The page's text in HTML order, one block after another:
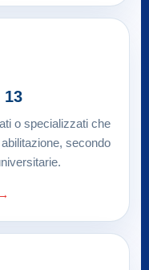
13
o specializzati che
secondo